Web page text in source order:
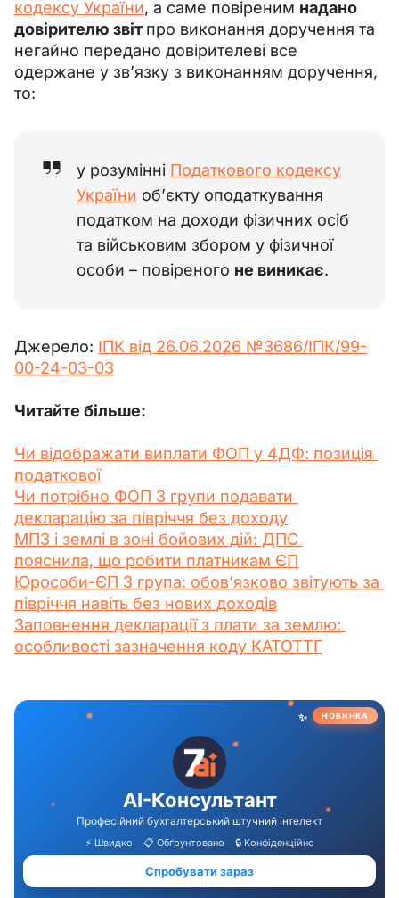
кодексу України, а саме повіреним надано
довірителю звіт про виконання доручення та
негайно передано довірителеві все
одержане у зв’язку з виконанням доручення,
то:
у розумінні Податкового кодексу
України об’єкту оподаткування
податком на доходи фізичних осіб
та військовим збором у фізичної
особи – повіреного не виникає.
Джерело: ІПК від 26.06.2026 №3686/ІПК/99-
00-24-03-03
Читайте більше:
Чи відображати виплати ФОП у 4ДФ: позиція
податкової
Чи потрібно ФОП 3 групи подавати
декларацію за півріччя без доходу
МПЗ і землі в зоні бойових дій: ДПС
пояснила, що робити платникам ЄП
Юрособи-ЄП 3 група: обов’язково звітують за
півріччя навіть без нових доходів
Заповнення декларації з плати за землю:
особливості зазначення коду КАТОТТГ